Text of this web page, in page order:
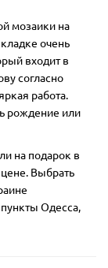
мозаики на
очень
входит в
согласно
работа.
рождение или
на подарок в
Выбрать
Одесса,